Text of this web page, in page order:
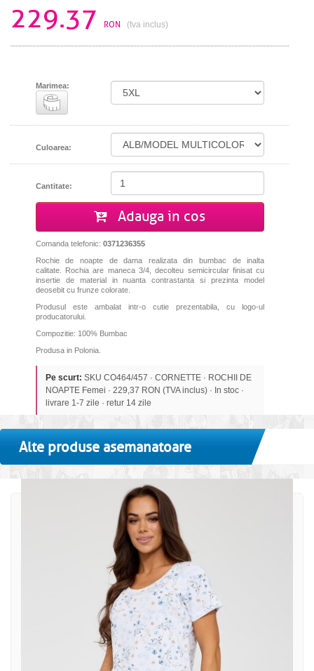
229.37 RON (tva inclus)
Marimea:
Culoarea:
Cantitate:
Adauga in cos
Comanda telefonic: 0371236355
Rochie de noapte de dama realizata din bumbac de inalta
calitate. Rochia are maneca 3/4, decolteu semicircular finisat cu
insertie de material in nuanta contrastanta si prezinta model
deosebit cu frunze colorate.
Produsul este ambalat intr-o cutie prezentabila, cu logo-ul
producatorului.
Compozitie: 100% Bumbac
Produsa in Polonia.
Pe scurt: SKU CO464/457 · CORNETTE · ROCHII DE
NOAPTE Femei · 229,37 RON (TVA inclus) · In stoc ·
livrare 1-7 zile · retur 14 zile
Alte produse asemanatoare